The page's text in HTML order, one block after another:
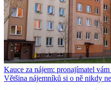
Kauce za nájem: pronajímatel
Většina nájemníků si o ně nikdy